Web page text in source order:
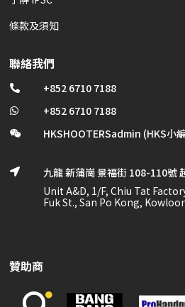
條款及須知
聯絡我們
 +852 6710 7188
 +852 6710 7188
 HKSHOOTERSadmin (HKS小

九龍 新蒲崗 景福街 108-110號
Unit A&D, 1/F, Chiu Tat
Fuk St., San Po Kong,
贊助商